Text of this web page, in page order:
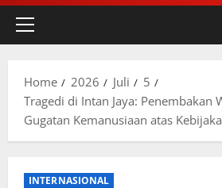
Primary
Home 2026 Juli
5
Tragedi di Intan Jaya: Penembakan
Gugatan Kemanusiaan atas
INTERNASIONAL